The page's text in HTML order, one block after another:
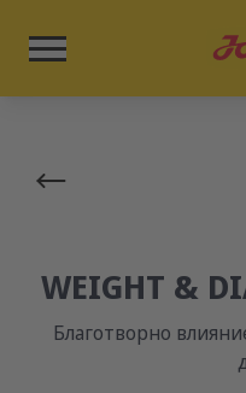
WEIGHT &
Благотворно